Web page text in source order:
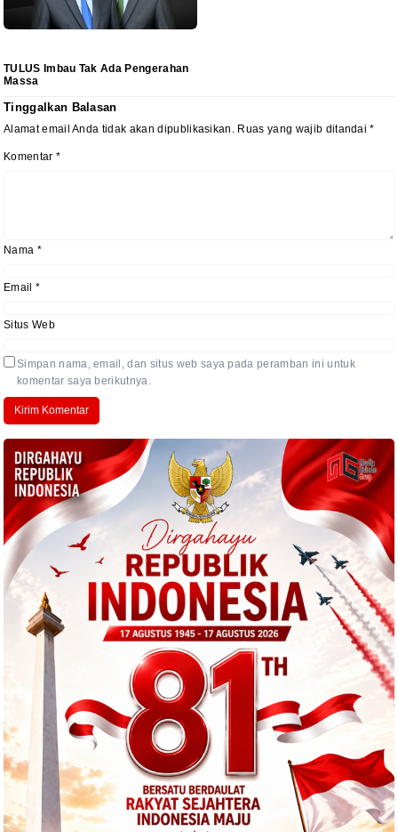
TULUS Imbau Tak Ada Pengerahan
Massa
Tinggalkan Balasan
Alamat email Anda tidak akan dipublikasikan. Ruas yang wajib ditandai*
Komentar *
Nama *
Email *
Situs Web
Simpan nama, email, dan situs web saya pada peramban ini untuk
komentar saya berikutnya.